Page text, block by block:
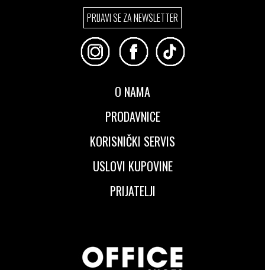
PRIJAVI SE ZA NEWSLETTER
O NAMA
PRODAVNICE
KORISNIČKI SERVIS
USLOVI KUPOVINE
PRIJATELJI